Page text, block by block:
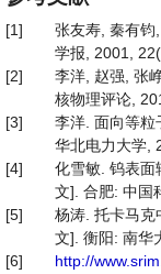
[1]
张友寿, 秦有钧
学报, 2001,
[2]
李洋, 赵强, 张
核物理评论,
[3]
李洋. 面向等粒
华北电力大学,
[4]
化雪敏. 钨表面
文]. 合肥: 中国
[5]
杨涛. 托卡马克
文]. 衡阳: 南华
[6]
http://